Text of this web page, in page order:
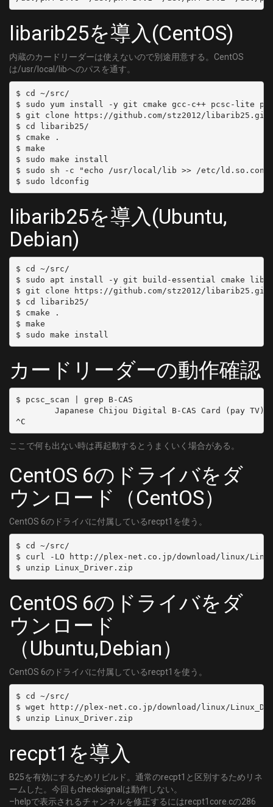
	DELIVERY_SYSTEM = DVBC/ANNEX_A
	FREQUENCY = 225000000
	SYMBOL_RATE = 5274000
	MODULATION = QAM/AUTO
[C24]
	DELIVERY_SYSTEM = DVBC/ANNEX_A
	FREQUENCY = 231000000
	SYMBOL_RATE = 5274000
	DELIVERY_SYSTEM = DVBC/ANNEX_A
	FREQUENCY = 237000000
	MODULATION = QAM/AUTO
[C26]
	DELIVERY_SYSTEM = DVBC/ANNEX_A
	FREQUENCY = 243000000
	SYMBOL_RATE = 5274000
	MODULATION = QAM/AUTO
[C27]
	SYMBOL_RATE = 5274000
	DELIVERY_SYSTEM = DVBC/ANNEX_A
	SYMBOL_RATE = 5274000
[C29]
	DELIVERY_SYSTEM = DVBC/ANNEX_A
	SYMBOL_RATE = 5274000
	MODULATION = QAM/AUTO
[C30]
	DELIVERY_SYSTEM = DVBC/ANNEX_A
	FREQUENCY = 267000000
	SYMBOL_RATE = 5274000
	MODULATION = QAM/AUTO
	FREQUENCY = 273000000
	SYMBOL_RATE = 5274000
	MODULATION = QAM/AUTO
[C32]
	FREQUENCY = 279000000
	MODULATION = QAM/AUTO
[C33]
	DELIVERY_SYSTEM = DVBC/ANNEX_A
	FREQUENCY = 285000000
	SYMBOL_RATE = 5274000
	MODULATION = QAM/AUTO
[C34]
	DELIVERY_SYSTEM = DVBC/ANNEX_A
libarib25を導入(CentOS)
内蔵のカードリーダーは使えないので別途用意する。CentOS
は/usr/local/libへのパスを通す。
$ cd ~/src/
$ sudo yum install -y git cmake gcc-c++ pcsc-lite
$ git clone https://github.com/stz2012/libarib25.git
$ cd libarib25/
$ cmake .
$ make
$ sudo make install
$ sudo sh -c "echo /usr/local/lib >> /etc/
libarib25を導入(Ubuntu,
Debian)
$ cd ~/src/
$ sudo apt install -y git build-essential cmake
$ git clone https://github.com/stz2012/libarib25.git
$ cd libarib25/
$ cmake .
$ make
カードリーダーの動作確認
$ pcsc_scan | grep B-CAS
        Japanese Chijou Digital B-CAS Card (pay TV)
ここで何も出ない時は再起動するとうまくいく場合がある。
CentOS 6のドライバをダ
ウンロード（CentOS）
CentOS 6のドライバに付属しているrecpt1を使う。
$ cd ~/src/
$ curl -LO http://plex-net.co.jp/download/linux/
CentOS 6のドライバをダ
ウンロード
（Ubuntu,Debian）
CentOS 6のドライバに付属しているrecpt1を使う。
$ cd ~/src/
$ wget http://plex-net.co.jp/download/linux/
recpt1を導入
B25を有効にするためリビルド。通常のrecpt1と区別するためリネ
ームした。今回もchecksignalは動作しない。
–helpで表示されるチャンネルを修正するにはrecpt1core.cの286